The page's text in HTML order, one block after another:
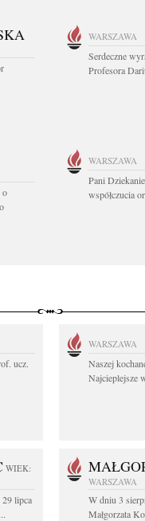
WARSZAWA
Serdeczne
Profesora
o
WARSZAWA
Pani
współczucia
ucz.
WARSZAWA
Naszej
Najcieplejsze
WIEK:
lipca
WARSZAWA
W dniu 3
Małgorzata